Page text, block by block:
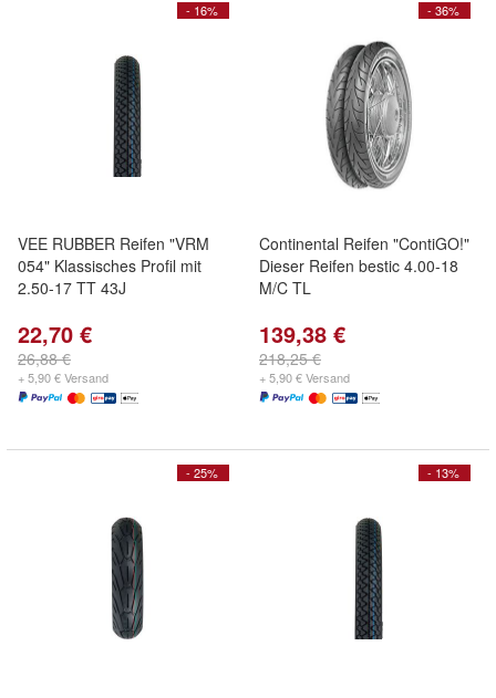
- 16%
VEE RUBBER Reifen "VRM
054" Klassisches Profil mit
2.50-17 TT 43J
22,70 €
26,88 €
+ 5,90 € Versand
- 36%
Continental Reifen "ContiGO!"
Dieser Reifen bestic 4.00-18
M/C TL
139,38 €
218,25 €
+ 5,90 € Versand
- 25% - 13%